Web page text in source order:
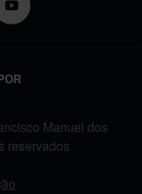
Manuel dos
reservados